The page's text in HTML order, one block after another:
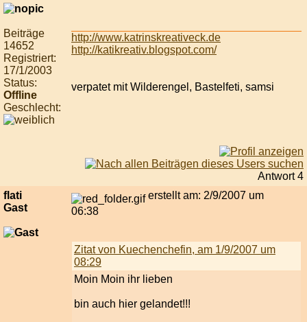
Beiträge
14652
Registriert:
17/1/2003
Status:
Offline
Geschlecht:
http://www.katrinskreativeck.de
http://katikreativ.blogspot.com/
verpatet mit Wilderengel, Bastelfeti, samsi
Antwort 4
flati
Gast
erstellt am: 2/9/2007 um
06:38
Zitat von Kuechenchefin, am 1/9/2007 um
08:29
Moin Moin ihr lieben
bin auch hier gelandet!!!